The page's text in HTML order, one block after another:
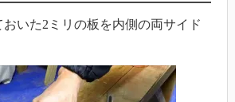
いた2ミリの板を内側の両サイド